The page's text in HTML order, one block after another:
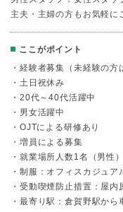
主夫・主婦の方もお気軽に
ここがポイント
・経験者募集（未経験の方
・土日祝休み
・20代～40代活躍中
・男女活躍中
・OJTによる研修あり
・増員による募集
・就業場所人数1名（男性）
・制服：オフィスカジュ
・受動喫煙防止措置：屋内
・最寄り駅：倉賀野駅から